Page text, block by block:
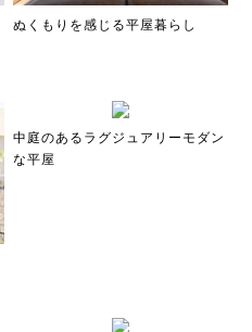
ぬくもりを感じる平屋暮らし
中庭のあるラグジュアリーモダン
な平屋